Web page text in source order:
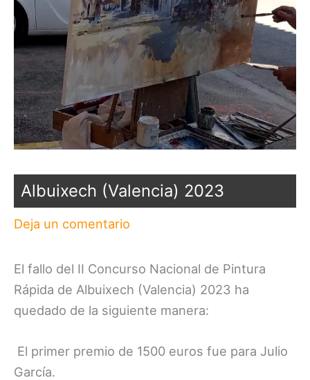
Albuixech (Valencia) 2023
Deja un comentario
El fallo del II Concurso Nacional de Pintura
Rápida de Albuixech (Valencia) 2023 ha
quedado de la siguiente manera:
El primer premio de 1500 euros fue para Julio
García.